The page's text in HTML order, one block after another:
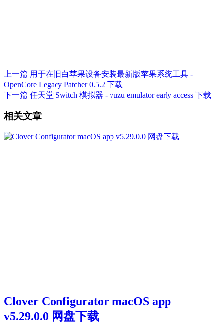
上一篇 用于在旧白苹果设备安装最新版苹果系统工具 -
OpenCore Legacy Patcher 0.5.2 下载
下一篇 任天堂 Switch 模拟器 - yuzu emulator early access 下载
相关文章
Clover Configurator macOS app
v5.29.0.0 网盘下载